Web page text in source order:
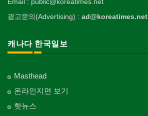
Email : public@koreatimes.net
광고문의(Advertising) : ad@koreatimes.net
캐나다 한국일보
Masthead
온라인지면 보기
핫뉴스